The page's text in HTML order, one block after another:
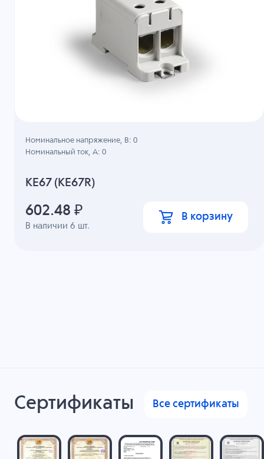
KE67 (KE67R)
В наличии6 шт.
Номинальное напряжение, B: 0
Номинальный ток, А: 0
602.48 ₽ В корзину
Сертификаты Все сертификаты